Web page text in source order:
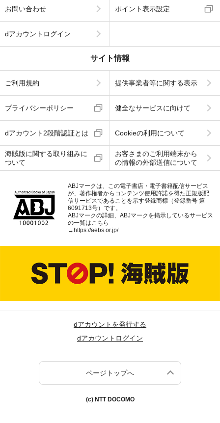
お問い合わせ ポイント表示設定
dアカウントログイン
サイト情報
ご利用規約 提供事業者等に関する表示
プライバシーポリシー 健全なサービスに向けて
dアカウント2段階認証とは Cookieの利用について
海賊版に関する取り組みに
ついて
お客さまのご利用端末から
の情報の外部送信について
ABJマークは、この電子書店・電子書籍配信サービス
が、著作権者からコンテンツ使用許諾を得た正規版配
信サービスであることを示す登録商標（登録番号 第
6091713号）です。
ABJマークの詳細、ABJマークを掲示しているサービス
の一覧はこちら
→https://aebs.or.jp/
dアカウントを発行する
dアカウントログイン
ページトップへ
(c) NTT DOCOMO